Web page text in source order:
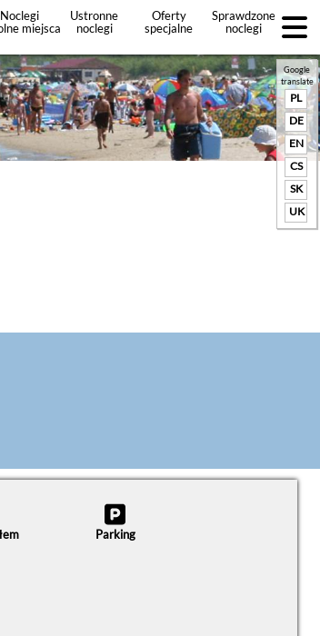
Noclegi
miejsca
Ustronne
noclegi
Oferty
specjalne
Sprawdzone
noclegi
+Dodaj
ofertę
Google
translate
PL
DE
EN
CS
SK
UK
Parking